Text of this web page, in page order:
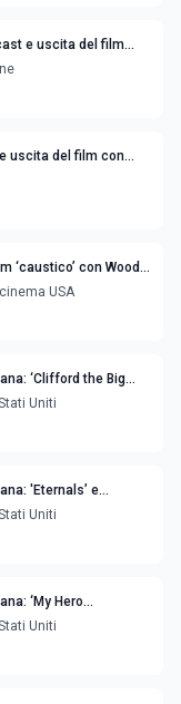
e uscita del film
uscita del film con
‘caustico’ con Woody
USA
‘Clifford the Big
le novità
Uniti
'Eternals’ e
Uniti
‘My Hero
è la novità
Uniti